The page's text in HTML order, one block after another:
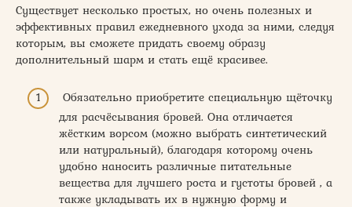
Существует несколько простых, но очень полезных и
эффективных правил ежедневного ухода за ними, следуя
которым, вы сможете придать своему образу
дополнительный шарм и стать ещё красивее.
Обязательно приобретите специальную щёточку
для расчёсывания бровей. Она отличается
жёстким ворсом (можно выбрать синтетический
или натуральный), благодаря которому очень
удобно наносить различные питательные
вещества для лучшего роста и густоты бровей , а
также укладывать их в нужную форму и